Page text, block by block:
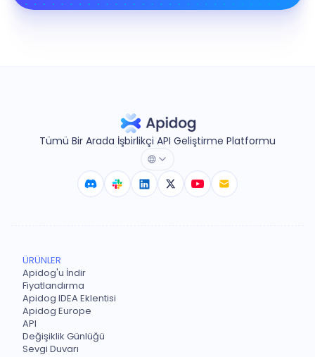
Tümü Bir Arada İşbirlikçi API Geliştirme Platformu
ÜRÜNLER
Apidog'u İndir
Fiyatlandırma
Apidog IDEA Eklentisi
Apidog Europe
API
Değişiklik Günlüğü
Sevgi Duvarı